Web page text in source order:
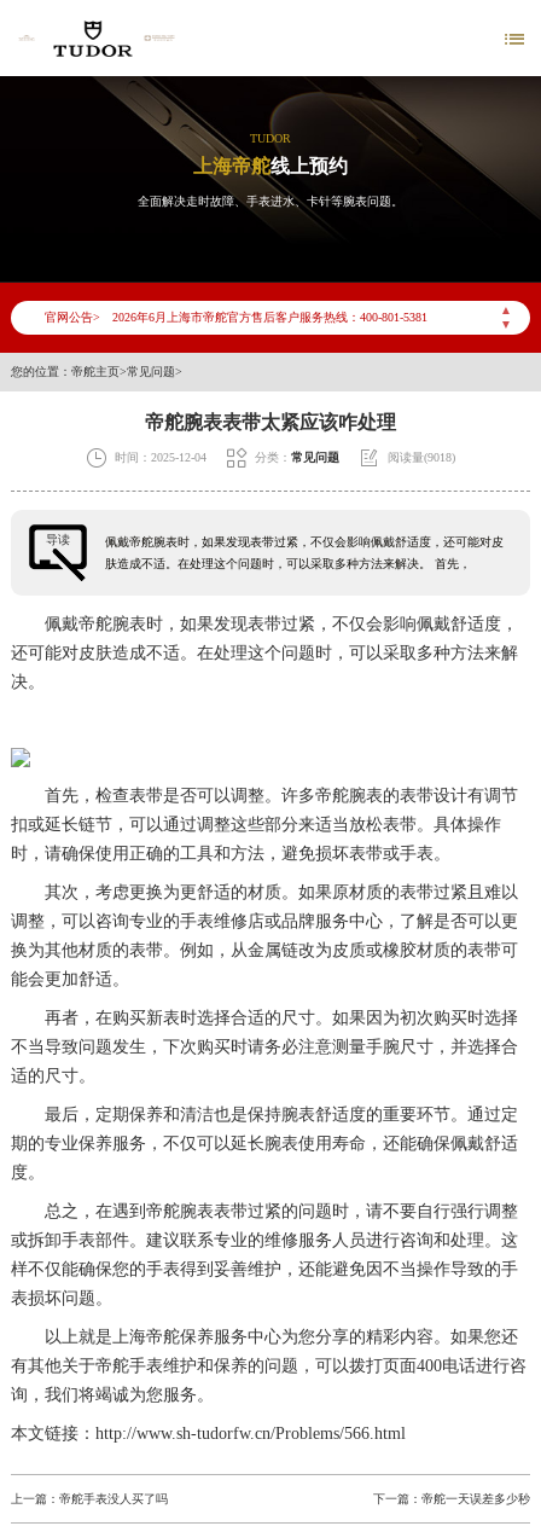

TUDOR
上海帝舵线上预约
全面解决走时故障、手表进水、卡针等腕表问题。
官网公告>
▲
▼
2026年6月帝舵上海市售后服务网络优化升级公告
2026年6月上海市帝舵官方售后客户服务热线：400-801-5381
2026年6月帝舵售后服务中心最新网点地址：
您的位置： 帝舵主页>常见问题>
帝舵腕表表带太紧应该咋处理
 时间：2025-12-04  分类： 常见问题  阅读量(9018)
导读
佩戴帝舵腕表时，如果发现表带过紧，不仅会影响佩戴舒适度，还可能对皮
肤造成不适。在处理这个问题时，可以采取多种方法来解决。 首先，
佩戴帝舵腕表时，如果发现表带过紧，不仅会影响佩戴舒适度，
还可能对皮肤造成不适。在处理这个问题时，可以采取多种方法来解
决。
首先，检查表带是否可以调整。许多帝舵腕表的表带设计有调节
扣或延长链节，可以通过调整这些部分来适当放松表带。具体操作
时，请确保使用正确的工具和方法，避免损坏表带或手表。
其次，考虑更换为更舒适的材质。如果原材质的表带过紧且难以
调整，可以咨询专业的手表维修店或品牌服务中心，了解是否可以更
换为其他材质的表带。例如，从金属链改为皮质或橡胶材质的表带可
能会更加舒适。
再者，在购买新表时选择合适的尺寸。如果因为初次购买时选择
不当导致问题发生，下次购买时请务必注意测量手腕尺寸，并选择合
适的尺寸。
最后，定期保养和清洁也是保持腕表舒适度的重要环节。通过定
期的专业保养服务，不仅可以延长腕表使用寿命，还能确保佩戴舒适
度。
总之，在遇到帝舵腕表表带过紧的问题时，请不要自行强行调整
或拆卸手表部件。建议联系专业的维修服务人员进行咨询和处理。这
样不仅能确保您的手表得到妥善维护，还能避免因不当操作导致的手
表损坏问题。
以上就是上海帝舵保养服务中心为您分享的精彩内容。如果您还
有其他关于帝舵手表维护和保养的问题，可以拨打页面400电话进行咨
询，我们将竭诚为您服务。
本文链接：http://www.sh-tudorfw.cn/Problems/566.html
上一篇： 帝舵手表没人买了吗 下一篇：帝舵一天误差多少秒